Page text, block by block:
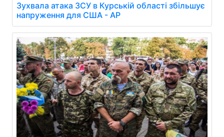
Зухвала атака ЗСУ в Курській області збільшує
напруження для США - AP